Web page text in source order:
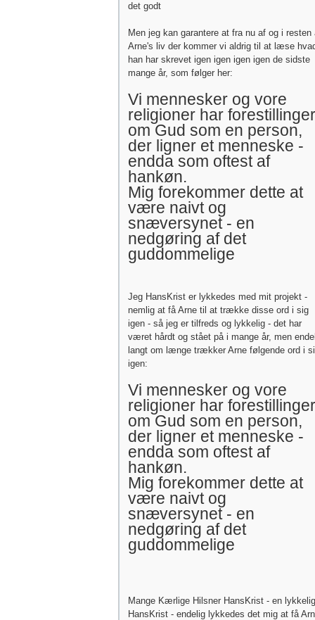
det godt
Men jeg kan garantere at fra nu af og i resten
Arne's liv der kommer vi aldrig til at læse
han har skrevet igen igen igen igen de sidste
mange år, som følger her:
Vi mennesker og vore
religioner har forestillinger
om Gud som en person,
der ligner et menneske -
endda som oftest af
hankøn.
Mig forekommer dette at
være naivt og
snæversynet - en
nedgøring af det
guddommelige
Jeg HansKrist er lykkedes med mit projekt -
nemlig at få Arne til at trække disse ord i sig
igen - så jeg er tilfreds og lykkelig - det har
været hårdt og stået på i mange år, men
langt om længe trækker Arne følgende ord i
igen:
Vi mennesker og vore
religioner har forestillinger
om Gud som en person,
der ligner et menneske -
endda som oftest af
hankøn.
Mig forekommer dette at
være naivt og
snæversynet - en
nedgøring af det
guddommelige
Mange Kærlige Hilsner HansKrist - en lykkelig
HansKrist - endelig lykkedes det mig at få